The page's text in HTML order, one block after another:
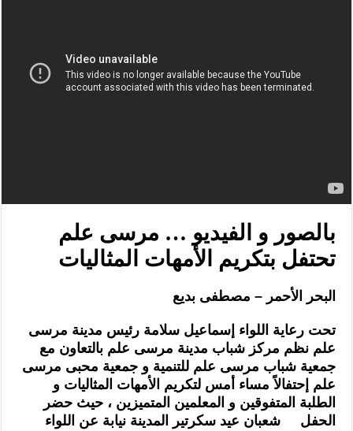
بالصور و الفيديو … مرسى علم
تحتفل بتكريم الأمهات المثاليات
البحر الأحمر – مصطفى بديع
تحت رعاية اللواء إسماعيل سلامة رئيس مدينة مرسى
علم نظم مركز شباب مدينة مرسى علم بالتعاون مع
جمعية شباب مرسى علم للتنمية و جمعية محبى مرسى
علم إحتفالاً مساء أمس لتكريم الأمهات المثاليات و
الطلبة المتفوقين و المعلمين المتميزين ، حيث حضر
الحفل شعبان عيد سكرتير المدينة نيابة عن اللواء